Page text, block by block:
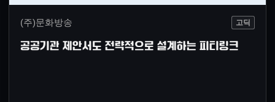
(주)문화방송 고딕
공공기관 제안서도 전략적으로 설계하는 피티링크